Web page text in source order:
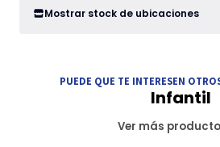
Mostrar stock de ubicaciones
PUEDE QUE TE INTERESEN
Infantil
Ver más